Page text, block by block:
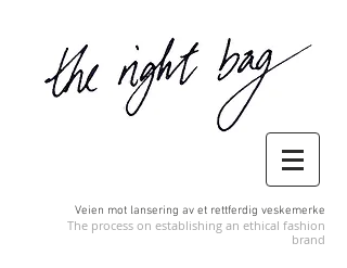
Veien mot lansering av et rettferdig veskemerke
The process on establishing an ethical fashion
brand